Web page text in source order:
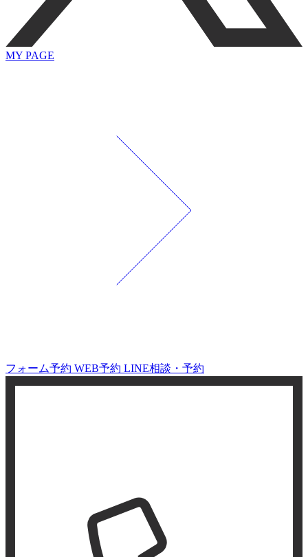
MY PAGE
フォーム予約 WEB予約 LINE相談・予約